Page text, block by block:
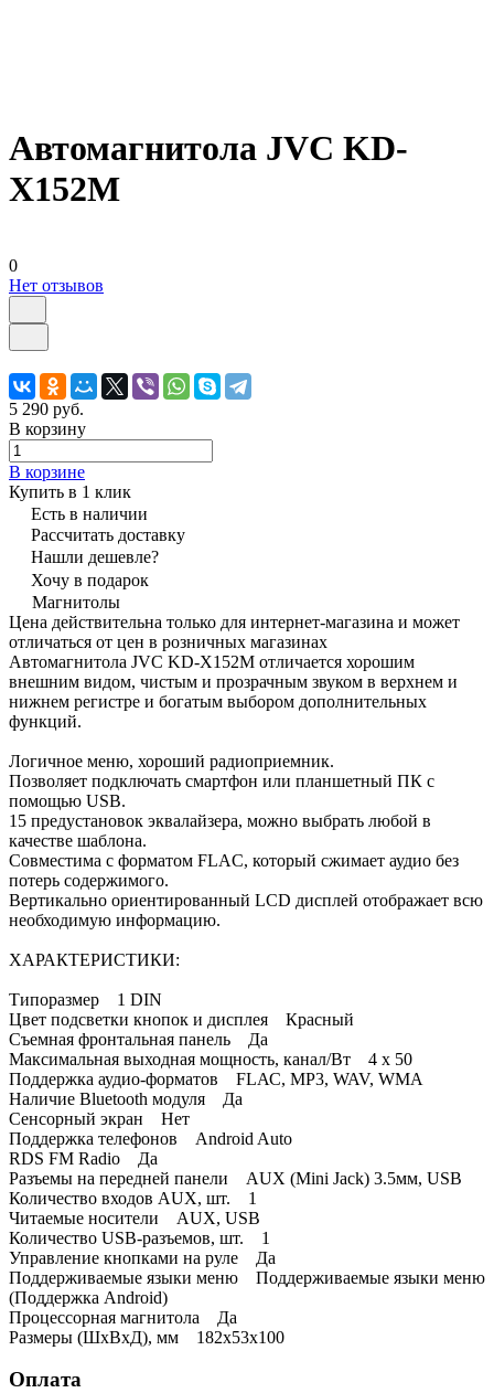
Автомагнитола JVC KD-
X152M
0
Нет отзывов
5 290 руб.
В корзину
В корзине
Купить в 1 клик
Есть в наличии
Рассчитать доставку
Нашли дешевле?
Хочу в подарок
Магнитолы
Цена действительна только для интернет-магазина и может
отличаться от цен в розничных магазинах
Автомагнитола JVC KD-X152M отличается хорошим
внешним видом, чистым и прозрачным звуком в верхнем и
нижнем регистре и богатым выбором дополнительных
функций.
Логичное меню, хороший радиоприемник.
Позволяет подключать смартфон или планшетный ПК с
помощью USB.
15 предустановок эквалайзера, можно выбрать любой в
качестве шаблона.
Совместима с форматом FLAC, который сжимает аудио без
потерь содержимого.
Вертикально ориентированный LCD дисплей отображает всю
необходимую информацию.
ХАРАКТЕРИСТИКИ:
Типоразмер 1 DIN
Цвет подсветки кнопок и дисплея Красный
Съемная фронтальная панель Да
Максимальная выходная мощность, канал/Вт 4 х 50
Поддержка аудио-форматов FLАС, MP3, WAV, WMA
Наличие Bluetooth модуля Да
Сенсорный экран Нет
Поддержка телефонов Android Auto
RDS FM Radio Да
Разъемы на передней панели AUX (Mini Jack) 3.5мм, USB
Количество входов AUX, шт. 1
Читаемые носители AUX, USB
Количество USB-разъемов, шт. 1
Управление кнопками на руле Да
Поддерживаемые языки меню Поддерживаемые языки меню
(Поддержка Android)
Процессорная магнитола Да
Размеры (ШхВхД), мм 182x53x100
Оплата